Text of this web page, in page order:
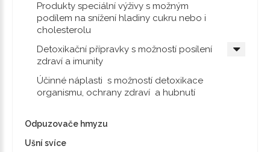
Produkty speciální výživy s možným
podílem na snížení hladiny cukru nebo i
cholesterolu
Detoxikační přípravky s možností posílení
zdraví a imunity
Účinné náplasti s možností detoxikace
organismu, ochrany zdraví a hubnutí
Odpuzovače hmyzu
Ušní svíce